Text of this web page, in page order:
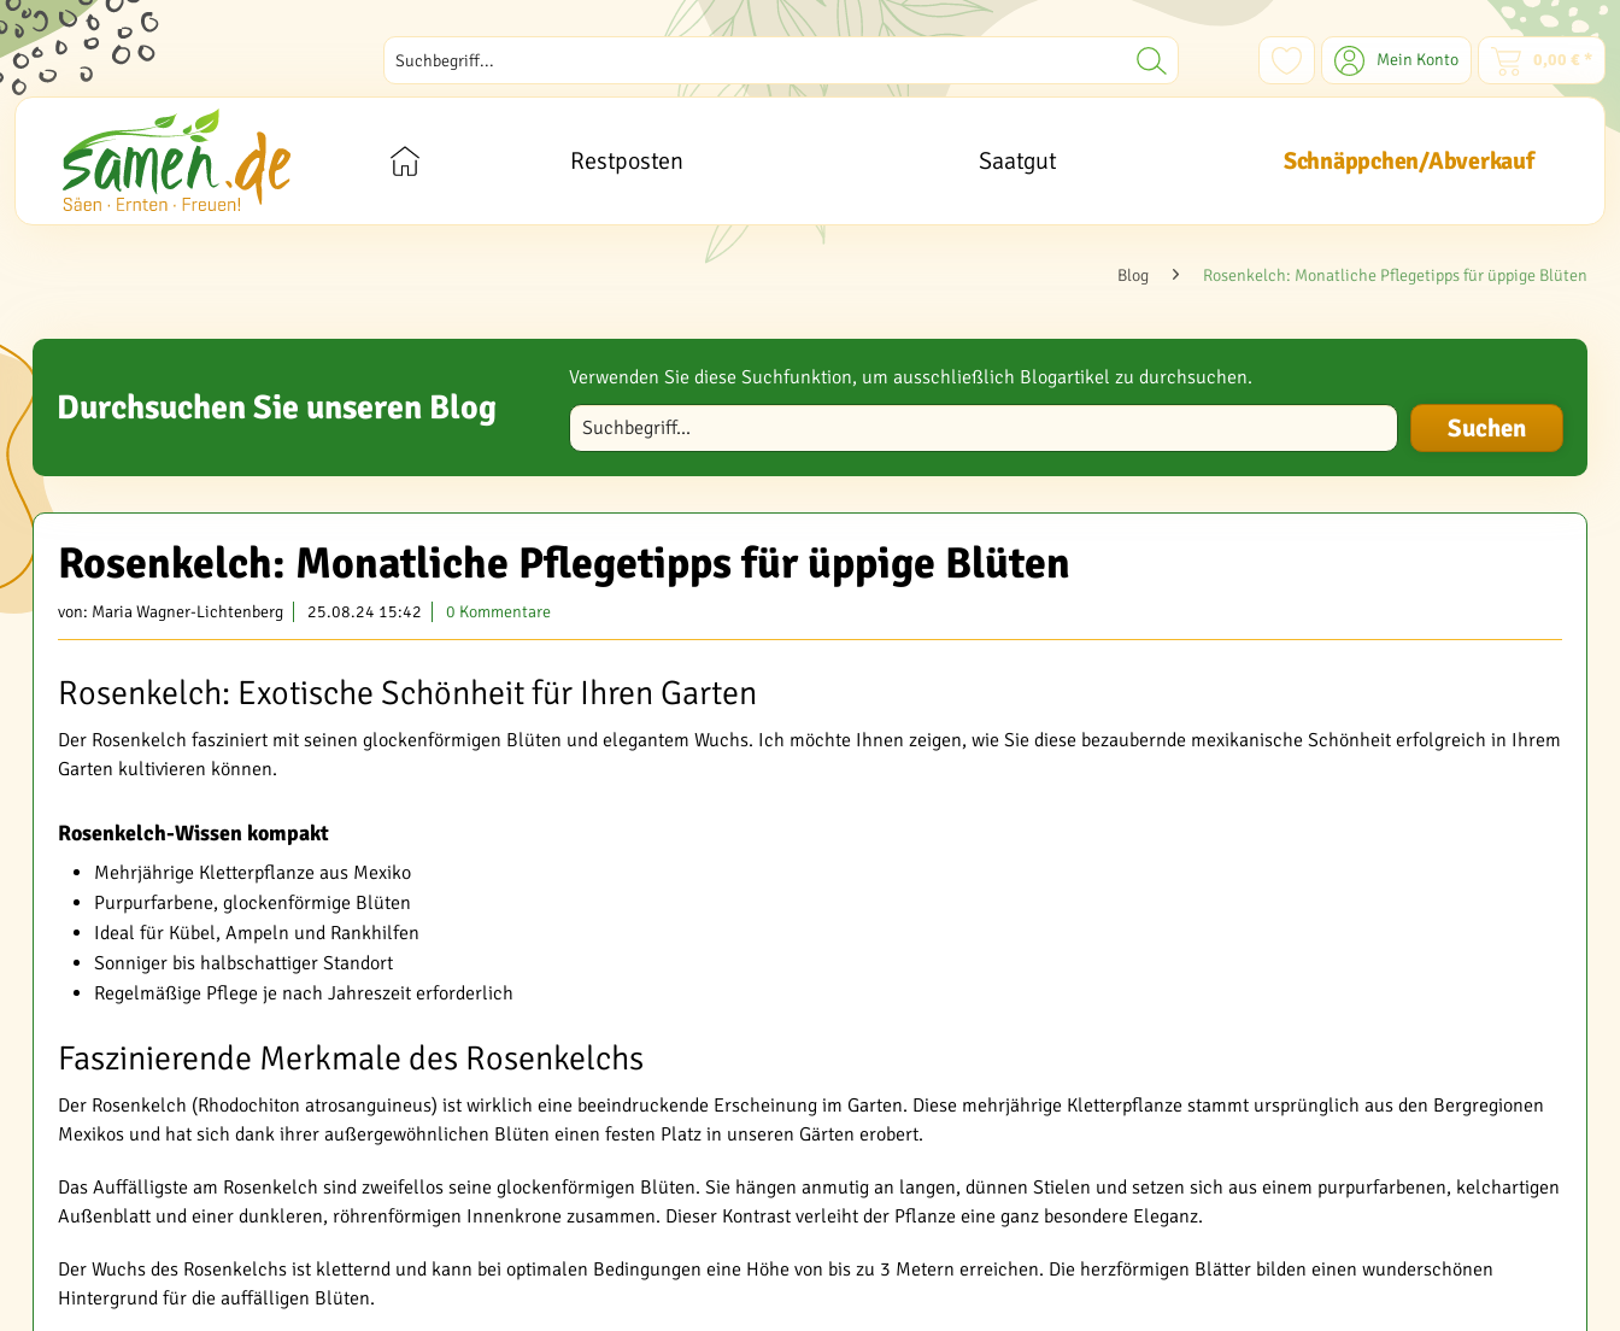
Mein Konto 0,00 € *
Restposten Saatgut Schnäppchen/Abverkauf
Blog Rosenkelch: Monatliche Pflegetipps für üppige Blüten
Durchsuchen Sie unseren Blog
Verwenden Sie diese Suchfunktion, um ausschließlich Blogartikel zu durchsuchen.
Blog durchsuchen
Rosenkelch: Monatliche Pflegetipps für üppige Blüten
von: Maria Wagner-Lichtenberg 25.08.24 15:42 0 Kommentare
Rosenkelch: Exotische Schönheit für Ihren Garten
Der Rosenkelch fasziniert mit seinen glockenförmigen Blüten und elegantem Wuchs. Ich möchte Ihnen zeigen, wie Sie diese bezaubernde mexikanische Schönheit erfolgreich in Ihrem
Garten kultivieren können.
Rosenkelch-Wissen kompakt
Mehrjährige Kletterpflanze aus Mexiko
Purpurfarbene, glockenförmige Blüten
Ideal für Kübel, Ampeln und Rankhilfen
Sonniger bis halbschattiger Standort
Regelmäßige Pflege je nach Jahreszeit erforderlich
Faszinierende Merkmale des Rosenkelchs
Der Rosenkelch (Rhodochiton atrosanguineus) ist wirklich eine beeindruckende Erscheinung im Garten. Diese mehrjährige Kletterpflanze stammt ursprünglich aus den Bergregionen
Mexikos und hat sich dank ihrer außergewöhnlichen Blüten einen festen Platz in unseren Gärten erobert.
Das Auffälligste am Rosenkelch sind zweifellos seine glockenförmigen Blüten. Sie hängen anmutig an langen, dünnen Stielen und setzen sich aus einem purpurfarbenen, kelchartigen
Außenblatt und einer dunkleren, röhrenförmigen Innenkrone zusammen. Dieser Kontrast verleiht der Pflanze eine ganz besondere Eleganz.
Der Wuchs des Rosenkelchs ist kletternd und kann bei optimalen Bedingungen eine Höhe von bis zu 3 Metern erreichen. Die herzförmigen Blätter bilden einen wunderschönen
Hintergrund für die auffälligen Blüten.